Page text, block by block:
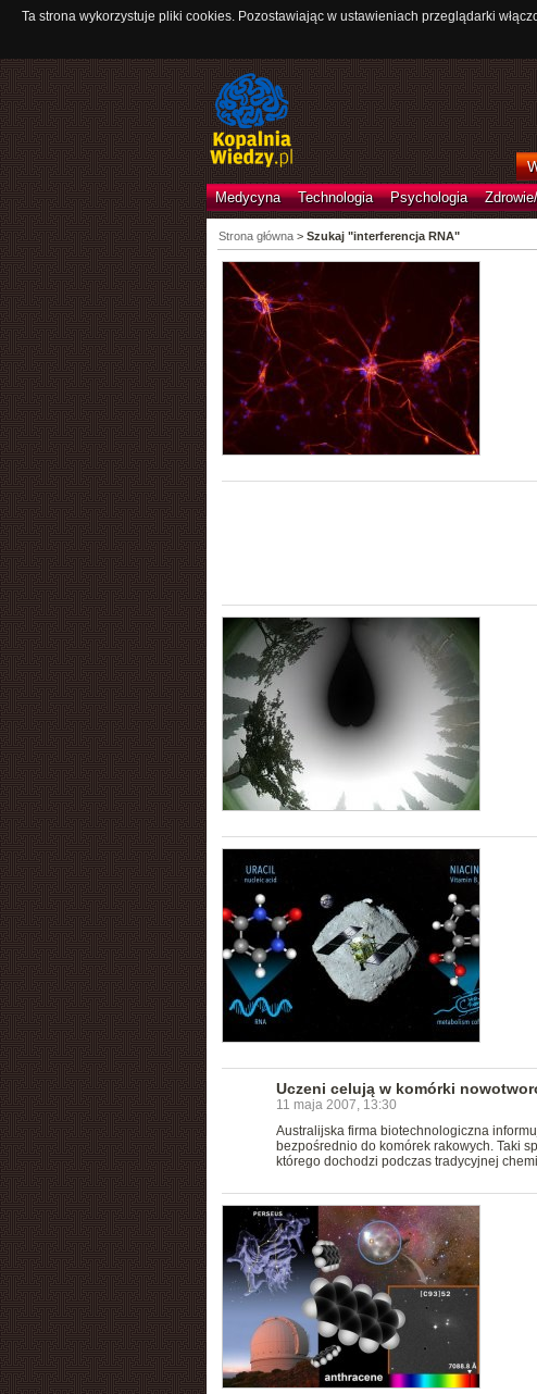
Ta strona wykorzystuje pliki cookies. Pozostawiając w ustawieniach przeglądarki
Medycyna Technologia Psychologia
Strona główna> Szukaj "interferencja RNA"
Uczeni celują w komórki
11 maja 2007, 13:30
Australijska firma biotechnologiczna
bezpośrednio do komórek rakowych. Taki
którego dochodzi podczas tradycyjnej